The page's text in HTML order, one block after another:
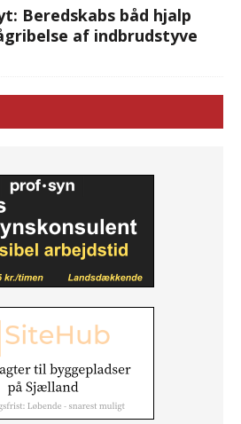
Beredskabs båd hjalp
af indbrudstyve